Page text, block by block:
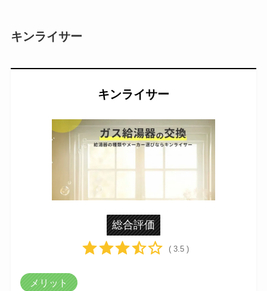
キンライサー
キンライサー
総合評価
( 3.5 )
メリット